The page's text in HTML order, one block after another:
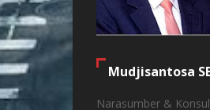
Mudjisantosa
Narasumber &